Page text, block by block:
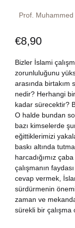
Kitap Siparişi
Sepetim
Bize Ulaşın
TR
DE
Prof.
€8,90
Bizler İslami
zorunluluğunu
arasında birtakım
nedir? Herhangi
kadar sürecektir?
O halde bundan
bazı kimselerde
eğittiklerimizi
baskı altında
harcadığımız
çalışmanın
cevap vermek,
sürdürmenin
zaman ve
sürekli bir çalışma